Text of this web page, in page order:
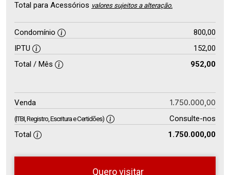
Total para Acessórios valores sujeitos a alteração.
Condomínio
800,00
IPTU
152,00
Total / Mês
952,00
Venda 1.750.000,00
(ITBI, Registro, Escritura e Certidões)
Consulte-nos
Total
1.750.000,00
Quero visitar